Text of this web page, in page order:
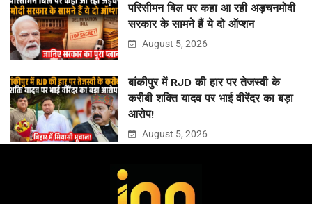
परिसीमन बिल पर कहा आ रही अड़चनमोदी
सरकार के सामने हैं ये दो ऑप्शन
August 5, 2026
बांकीपुर में RJD की हार पर तेजस्वी के
करीबी शक्ति यादव पर भाई वीरेंदर का बड़ा
आरोप!
August 5, 2026